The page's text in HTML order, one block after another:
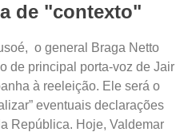
de "contexto"
o general Braga Netto
de principal porta-voz de Jair
à reeleição. Ele será o
eventuais declarações
República. Hoje, Valdemar